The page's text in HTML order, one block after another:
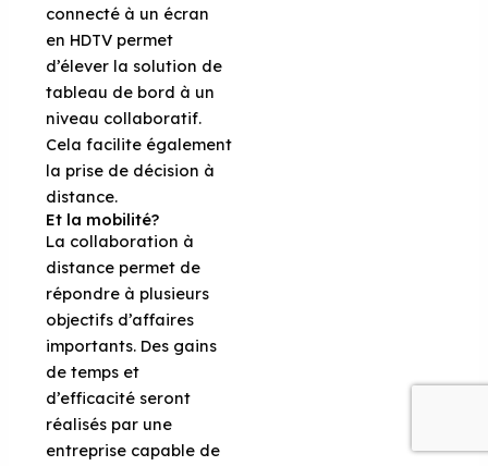
connecté à un écran
en HDTV permet
d’élever la solution de
tableau de bord à un
niveau collaboratif.
Cela facilite également
la prise de décision à
distance.
Et la mobilité?
La collaboration à
distance permet de
répondre à plusieurs
objectifs d’affaires
importants. Des gains
de temps et
d’efficacité seront
réalisés par une
entreprise capable de